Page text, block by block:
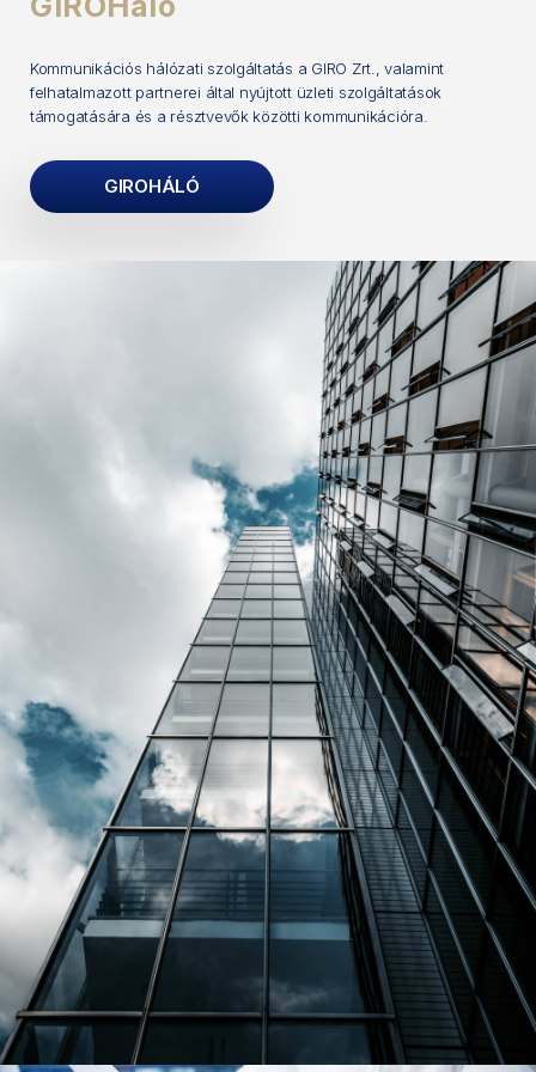
Kommunikációs hálózati szolgáltatás a GIRO Zrt., valamint
felhatalmazott partnerei által nyújtott üzleti szolgáltatások
támogatására és a résztvevők közötti kommunikációra.
GIROHÁLÓ